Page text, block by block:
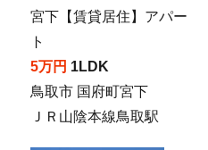
宮下【賃貸居住】アパー
ト
5万円 1LDK
鳥取市 国府町宮下
ＪＲ山陰本線鳥取駅